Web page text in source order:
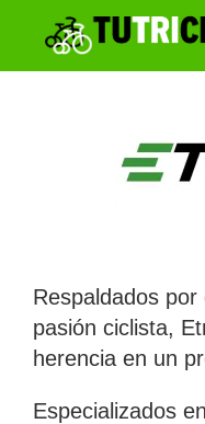
contenido
Respaldados
pasión ciclista,
herencia en un
Especializados